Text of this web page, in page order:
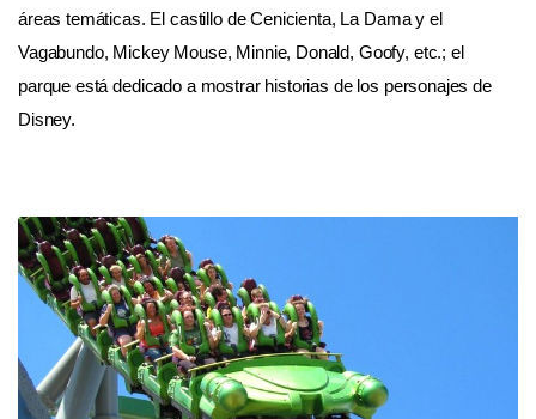
áreas temáticas. El castillo de Cenicienta, La Dama y el
Vagabundo, Mickey Mouse, Minnie, Donald, Goofy, etc.; el
parque está dedicado a mostrar historias de los personajes de
Disney.